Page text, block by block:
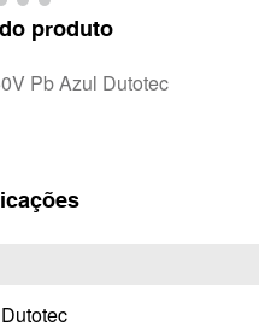
produto
Pb Azul Dutotec
Dutotec